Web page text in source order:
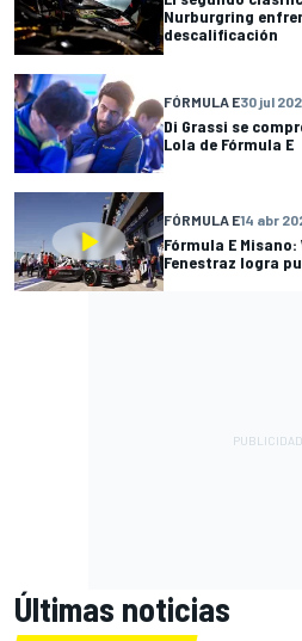
Nurburgring
descalificación
FÓRMULA E30 jul
Di Grassi se
Lola de Fórmula E
FÓRMULA E14 abr
Fórmula E
Fenestraz logra
Últimas noticias